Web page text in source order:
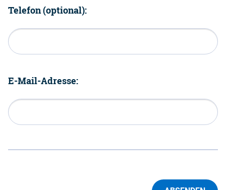
Telefon (optional):
E-Mail-Adresse: